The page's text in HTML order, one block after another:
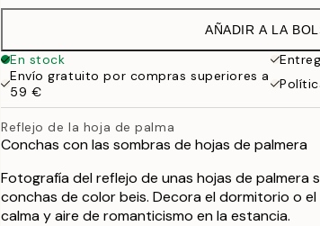
AÑADIR A LA
En stock
Envío gratuito por compras superiores a
59 €
Reflejo de la hoja de palma
Conchas con las sombras de hojas de palmera
Fotografía del reflejo de unas hojas de palmera
conchas de color beis. Decora el dormitorio o
calma y aire de romanticismo en la estancia.